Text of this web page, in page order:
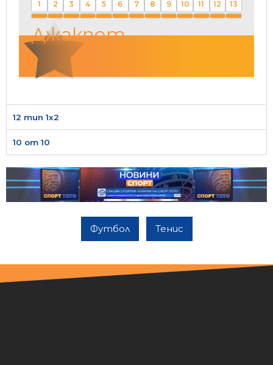
1 2 3 4 5 6 7 8 9 10 11 12 13
Джакпот
12 тип 1х2
10 от 10
Футбол Тенис